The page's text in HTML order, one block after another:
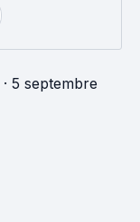
· 5 septembre